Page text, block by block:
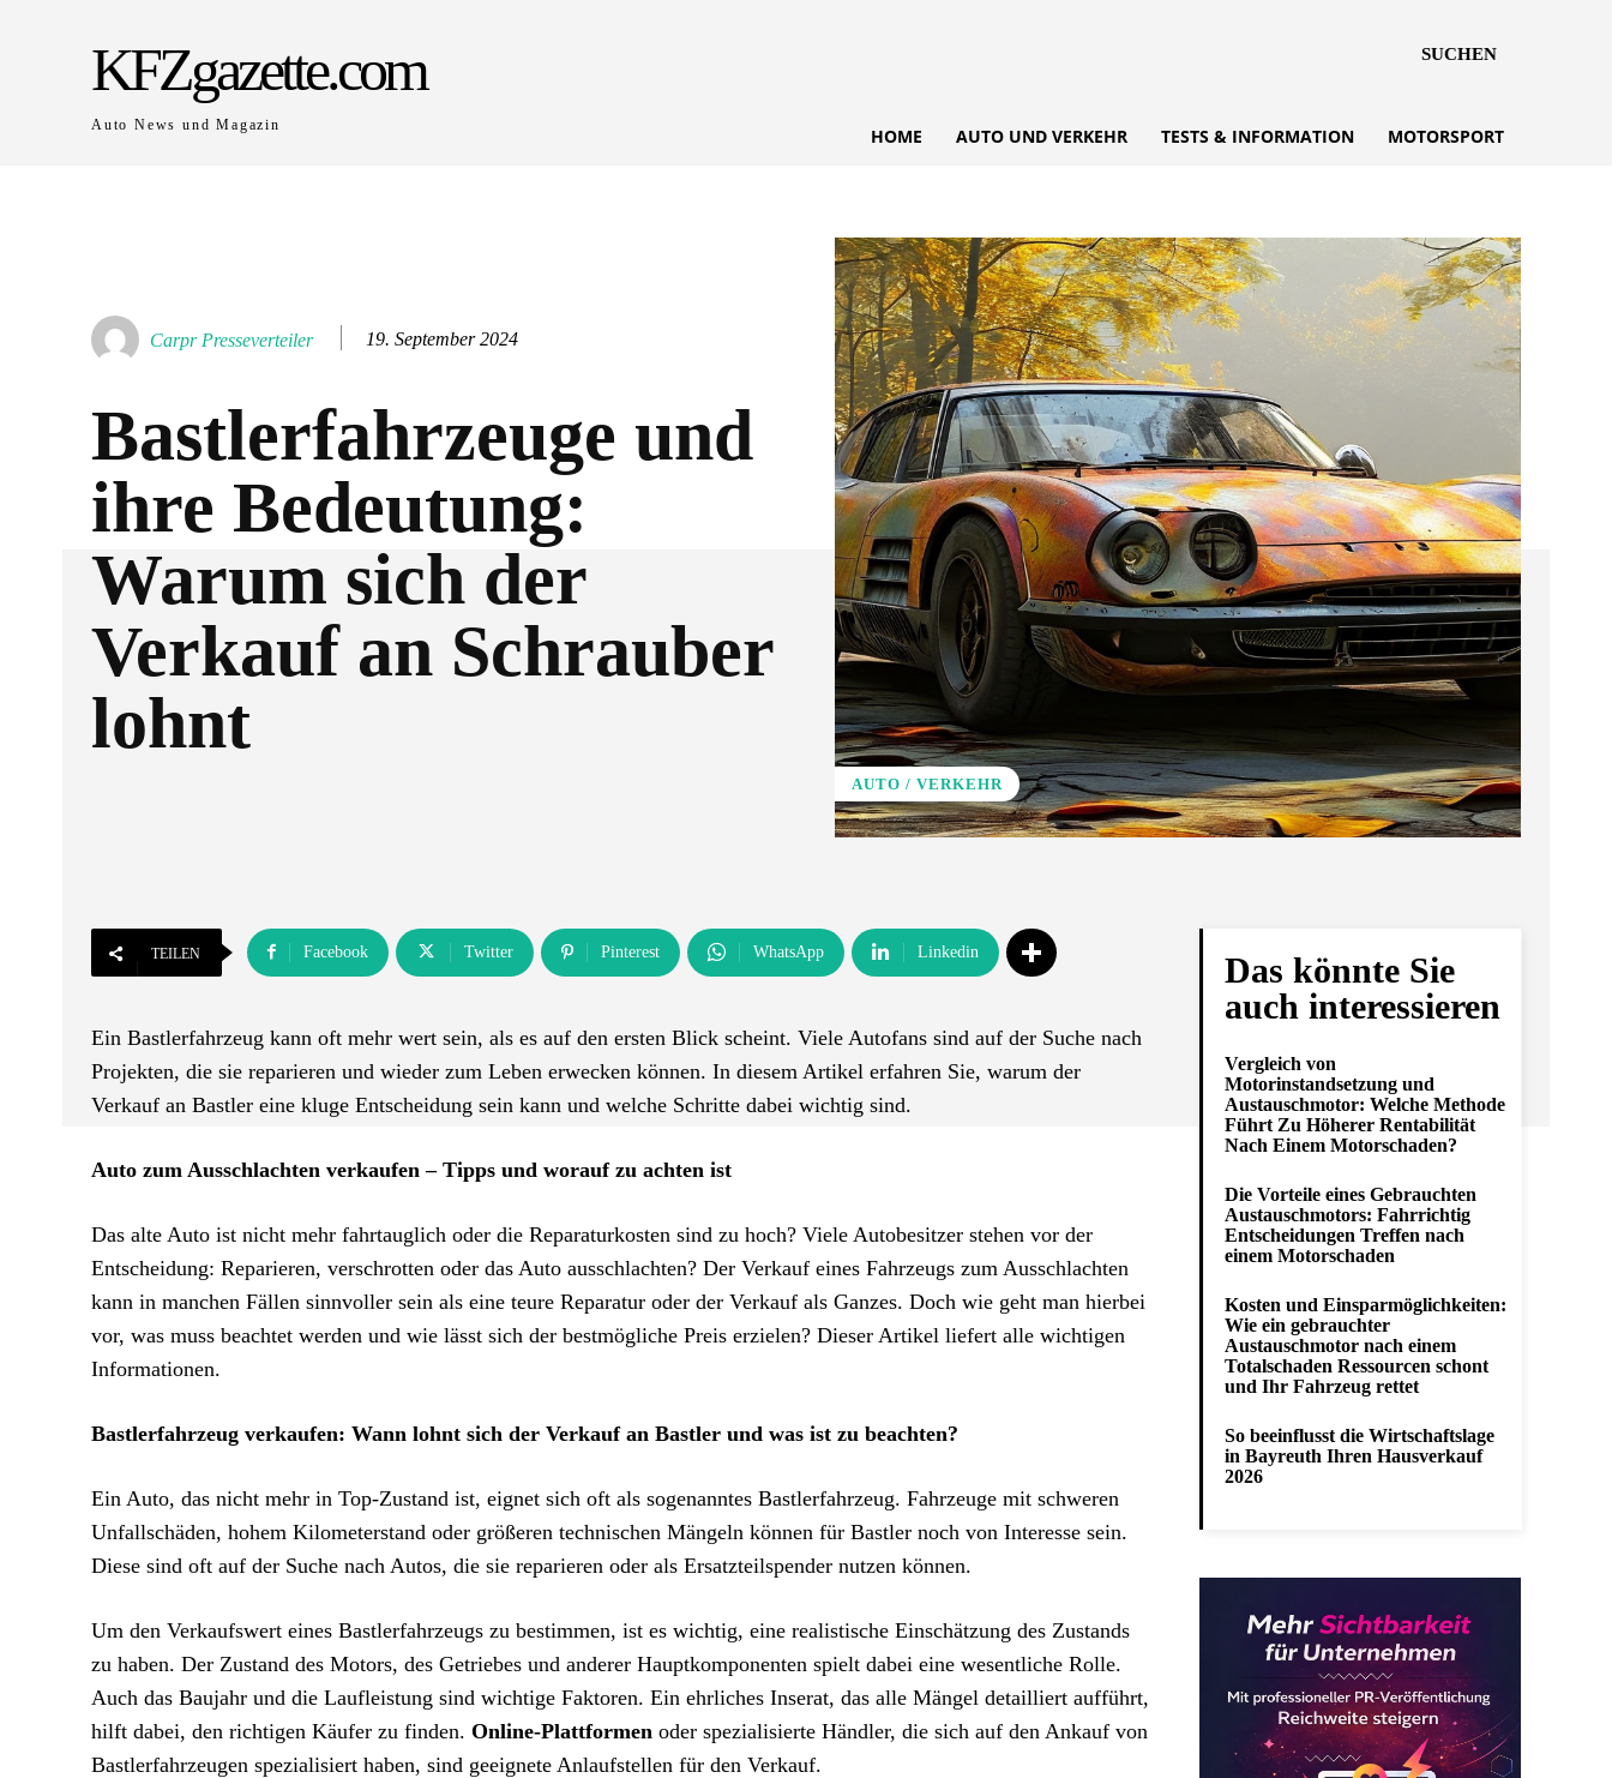
KFZgazette.com
Auto News und Magazin
SUCHEN
HOME AUTO UND VERKEHR TESTS & INFORMATION MOTORSPORT
Carpr Presseverteiler 19. September 2024
Bastlerfahrzeuge und
ihre Bedeutung:
Warum sich der
Verkauf an Schrauber
lohnt
AUTO / VERKEHR
TEILEN Facebook Twitter Pinterest WhatsApp Linkedin
Ein Bastlerfahrzeug kann oft mehr wert sein, als es auf den ersten Blick scheint. Viele Autofans sind auf der Suche nach
Projekten, die sie reparieren und wieder zum Leben erwecken können. In diesem Artikel erfahren Sie, warum der
Verkauf an Bastler eine kluge Entscheidung sein kann und welche Schritte dabei wichtig sind.
Auto zum Ausschlachten verkaufen – Tipps und worauf zu achten ist
Das alte Auto ist nicht mehr fahrtauglich oder die Reparaturkosten sind zu hoch? Viele Autobesitzer stehen vor der
Entscheidung: Reparieren, verschrotten oder das Auto ausschlachten? Der Verkauf eines Fahrzeugs zum Ausschlachten
kann in manchen Fällen sinnvoller sein als eine teure Reparatur oder der Verkauf als Ganzes. Doch wie geht man hierbei
vor, was muss beachtet werden und wie lässt sich der bestmögliche Preis erzielen? Dieser Artikel liefert alle wichtigen
Informationen.
Bastlerfahrzeug verkaufen: Wann lohnt sich der Verkauf an Bastler und was ist zu beachten?
Ein Auto, das nicht mehr in Top-Zustand ist, eignet sich oft als sogenanntes Bastlerfahrzeug. Fahrzeuge mit schweren
Unfallschäden, hohem Kilometerstand oder größeren technischen Mängeln können für Bastler noch von Interesse sein.
Diese sind oft auf der Suche nach Autos, die sie reparieren oder als Ersatzteilspender nutzen können.
Um den Verkaufswert eines Bastlerfahrzeugs zu bestimmen, ist es wichtig, eine realistische Einschätzung des Zustands
zu haben. Der Zustand des Motors, des Getriebes und anderer Hauptkomponenten spielt dabei eine wesentliche Rolle.
Auch das Baujahr und die Laufleistung sind wichtige Faktoren. Ein ehrliches Inserat, das alle Mängel detailliert aufführt,
hilft dabei, den richtigen Käufer zu finden. Online-Plattformen oder spezialisierte Händler, die sich auf den Ankauf von
Bastlerfahrzeugen spezialisiert haben, sind geeignete Anlaufstellen für den Verkauf.
Das könnte Sie
auch interessieren
Vergleich von
Motorinstandsetzung und
Austauschmotor: Welche Methode
Führt Zu Höherer Rentabilität
Nach Einem Motorschaden?
Die Vorteile eines Gebrauchten
Austauschmotors: Fahrrichtig
Entscheidungen Treffen nach
einem Motorschaden
Kosten und Einsparmöglichkeiten:
Wie ein gebrauchter
Austauschmotor nach einem
Totalschaden Ressourcen schont
und Ihr Fahrzeug rettet
So beeinflusst die Wirtschaftslage
in Bayreuth Ihren Hausverkauf
2026